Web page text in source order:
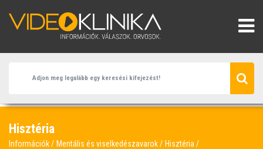
Hisztéria
Információk Mentális és viselkedészavarok
Hisztéria